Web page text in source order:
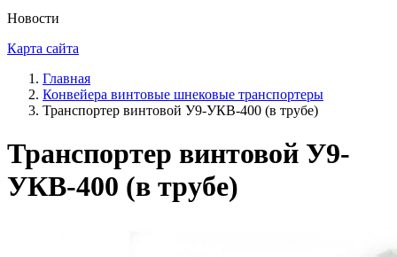
Новости
Карта сайта
Главная
Конвейера винтовые шнековые транспортеры
Транспортер винтовой У9-УКВ-400 (в трубе)
Транспортер винтовой У9-
УКВ-400 (в трубе)